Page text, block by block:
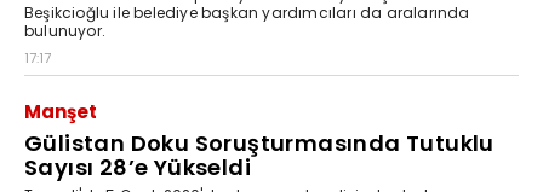
Beşikcioğlu ile belediye başkan yardımcıları da aralarında
bulunuyor.
17:17
Manşet
Gülistan Doku Soruşturmasında Tutuklu
Sayısı 28’e Yükseldi